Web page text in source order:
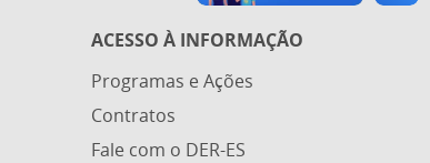
ACESSO À INFORMAÇÃO
Programas e Ações
Contratos
Fale com o DER-ES